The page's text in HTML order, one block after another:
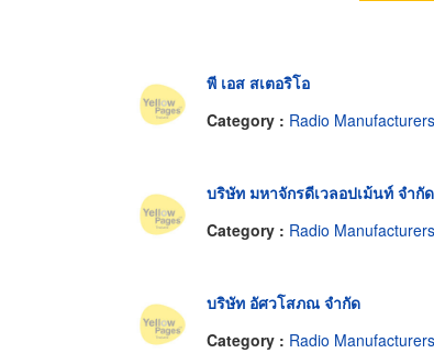
พี เอส สเตอริโอ
Category : Radio
บริษัท มหาจักรดีเวลอปเม้นท์ จำกัด
Category : Radio
บริษัท อัศวโสภณ จำกัด
Category : Radio